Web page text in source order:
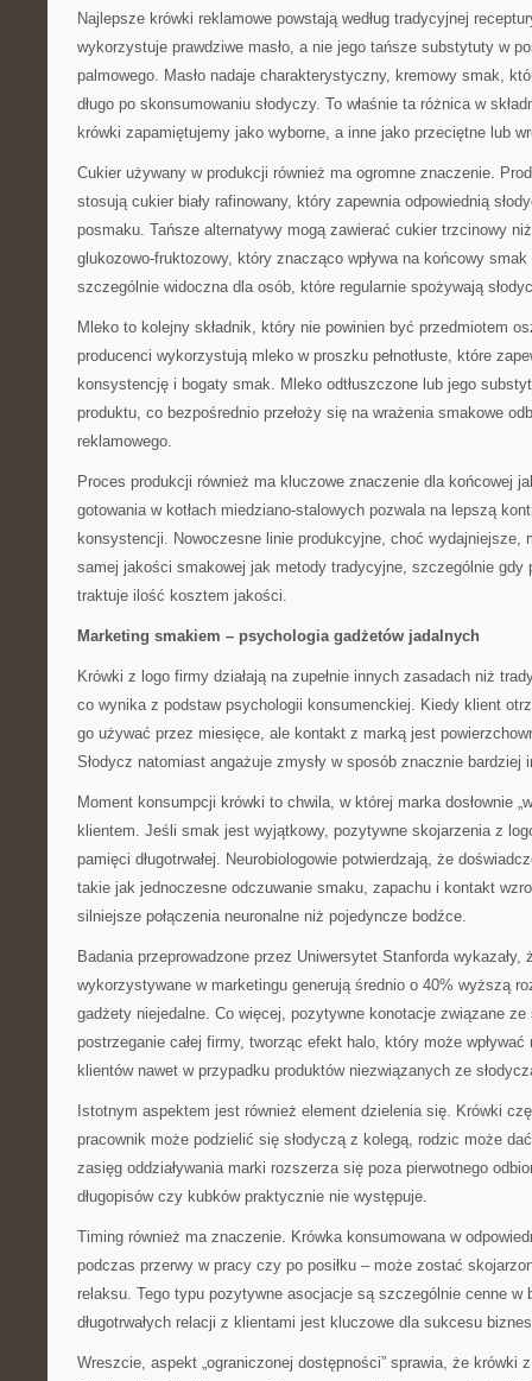
Najlepsze krówki reklamowe powstają według tradycyjnej
wykorzystuje prawdziwe masło, a nie jego tańsze substytuty w
palmowego. Masło nadaje charakterystyczny, kremowy smak,
długo po skonsumowaniu słodyczy. To właśnie ta różnica w
krówki zapamiętujemy jako wyborne, a inne jako przeciętne lub
Cukier używany w produkcji również ma ogromne znaczenie.
stosują cukier biały rafinowany, który zapewnia odpowiednią
posmaku. Tańsze alternatywy mogą zawierać cukier trzcinowy
glukozowo-fruktozowy, który znacząco wpływa na końcowy
szczególnie widoczna dla osób, które regularnie spożywają
Mleko to kolejny składnik, który nie powinien być przedmiotem
producenci wykorzystują mleko w proszku pełnotłuste, które
konsystencję i bogaty smak. Mleko odtłuszczone lub jego
produktu, co bezpośrednio przełoży się na wrażenia smakowe
reklamowego.
Proces produkcji również ma kluczowe znaczenie dla końcowej
gotowania w kotłach miedziano-stalowych pozwala na lepszą
konsystencji. Nowoczesne linie produkcyjne, choć wydajniejsze,
samej jakości smakowej jak metody tradycyjne, szczególnie gdy
traktuje ilość kosztem jakości.
Marketing smakiem – psychologia gadżetów jadalnych
Krówki z logo firmy działają na zupełnie innych zasadach niż
co wynika z podstaw psychologii konsumenckiej. Kiedy klient
go używać przez miesięce, ale kontakt z marką jest
Słodycz natomiast angażuje zmysły w sposób znacznie bardziej
Moment konsumpcji krówki to chwila, w której marka dosłownie
klientem. Jeśli smak jest wyjątkowy, pozytywne skojarzenia z
pamięci długotrwałej. Neurobiologowie potwierdzają, że
takie jak jednoczesne odczuwanie smaku, zapachu i kontakt
silniejsze połączenia neuronalne niż pojedyncze bodźce.
Badania przeprowadzone przez Uniwersytet Stanforda wykazały,
wykorzystywane w marketingu generują średnio o 40% wyższą
gadżety niejedalne. Co więcej, pozytywne konotacje związane
postrzeganie całej firmy, tworząc efekt halo, który może
klientów nawet w przypadku produktów niezwiązanych ze
Istotnym aspektem jest również element dzielenia się. Krówki
pracownik może podzielić się słodyczą z kolegą, rodzic może
zasięg oddziaływania marki rozszerza się poza pierwotnego
długopisów czy kubków praktycznie nie występuje.
Timing również ma znaczenie. Krówka konsumowana w
podczas przerwy w pracy czy po posiłku – może zostać
relaksu. Tego typu pozytywne asocjacje są szczególnie cenne w
długotrwałych relacji z klientami jest kluczowe dla sukcesu
Wreszcie, aspekt „ograniczonej dostępności” sprawia, że krówki